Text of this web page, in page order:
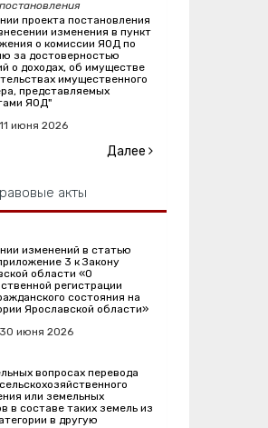
проекта постановления
изменения в пункт
о комиссии ЯОД по
за достоверностью
о доходах, об имуществе
имущественного
представляемых
ЯОД"
11 июня 2026
Далее
акты
изменений в статью
3 к Закону
области «О
регистрации
состояния на
Ярославской области»
30 июня 2026
вопросах перевода
или земельных
в составе таких земель из
в другую